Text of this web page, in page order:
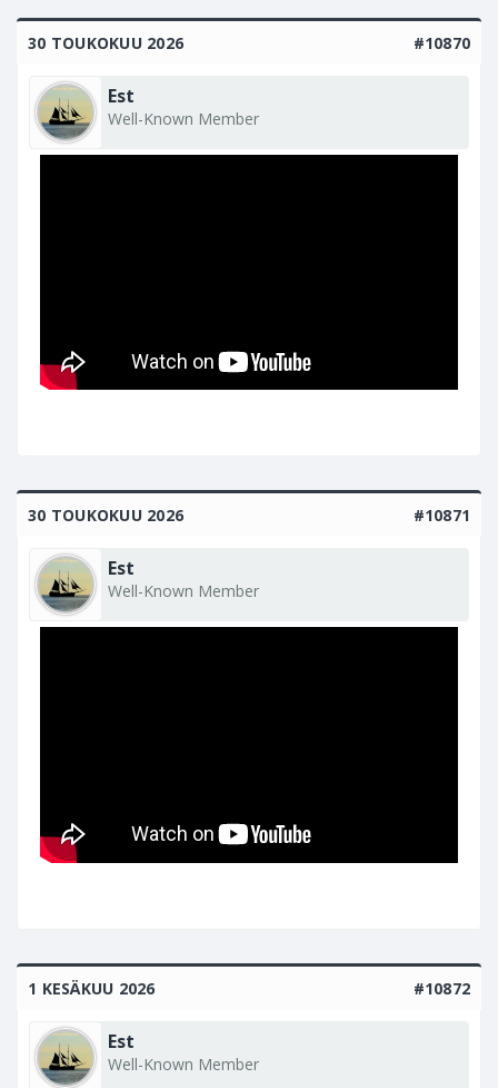
30 TOUKOKUU 2026 #10870
Est
Well-Known Member
30 TOUKOKUU 2026 #10871
Est
Well-Known Member
1 KESÄKUU 2026 #10872
Est
Well-Known Member